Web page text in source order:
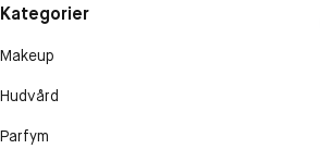
Kategorier
Makeup
Hudvård
Parfym